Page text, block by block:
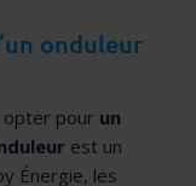
onduleur
opter pour un
est un
Énergie, les